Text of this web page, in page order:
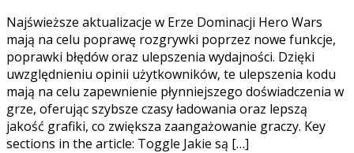
Najświeższe aktualizacje w Erze Dominacji Hero Wars
mają na celu poprawę rozgrywki poprzez nowe funkcje,
poprawki błędów oraz ulepszenia wydajności. Dzięki
uwzględnieniu opinii użytkowników, te ulepszenia kodu
mają na celu zapewnienie płynniejszego doświadczenia w
grze, oferując szybsze czasy ładowania oraz lepszą
jakość grafiki, co zwiększa zaangażowanie graczy. Key
sections in the article: Toggle Jakie są […]